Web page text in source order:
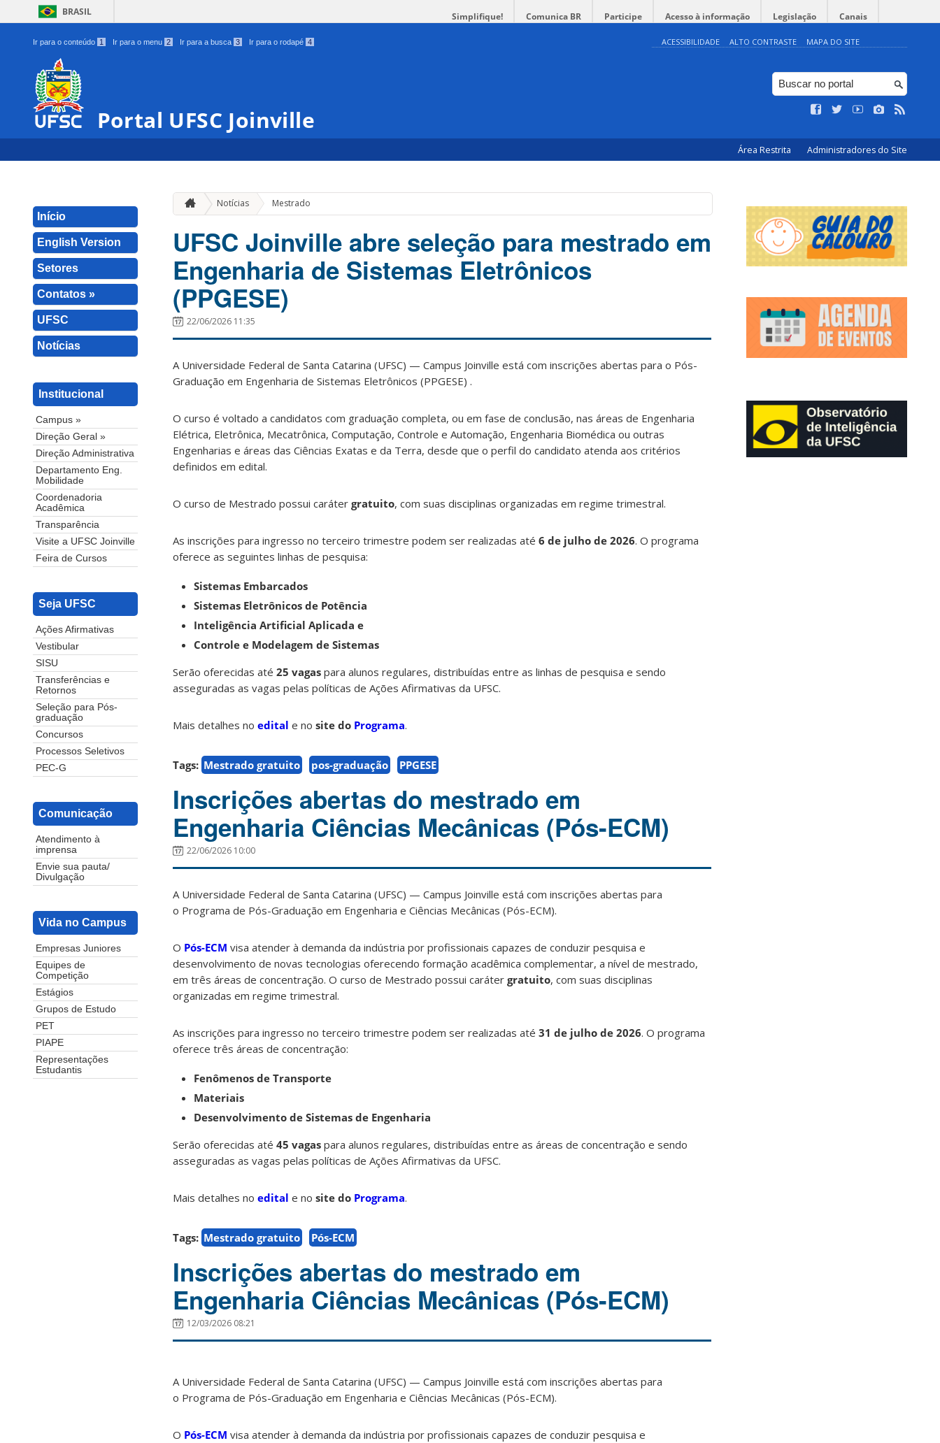
BRASIL Simplifique! Comunica BR Participe Acesso à informação Legislação Canais
Ir para o conteúdo 1 Ir para o menu 2 Ir para a busca 3 Ir para o rodapé 4 ACESSIBILIDADE ALTO CONTRASTE MAPA DO SITE
Portal UFSC Joinville
Área Restrita Administradores do Site
Início
English Version
Setores
Contatos »
UFSC
Notícias
Institucional
Campus »
Direção Geral »
Direção Administrativa
Departamento Eng.
Mobilidade
Coordenadoria
Acadêmica
Transparência
Visite a UFSC Joinville
Feira de Cursos
Seja UFSC
Ações Afirmativas
Vestibular
SISU
Transferências e
Retornos
Seleção para Pós-
graduação
Concursos
Processos Seletivos
PEC-G
Comunicação
Atendimento à
imprensa
Envie sua pauta/
Divulgação
Vida no Campus
Empresas Juniores
Equipes de
Competição
Estágios
Grupos de Estudo
PET
PIAPE
Representações
Estudantis
Notícias Mestrado
UFSC Joinville abre seleção para mestrado em
Engenharia de Sistemas Eletrônicos
(PPGESE)
22/06/2026 11:35
A Universidade Federal de Santa Catarina (UFSC) — Campus Joinville está com inscrições abertas para o Pós-
Graduação em Engenharia de Sistemas Eletrônicos (PPGESE) .
O curso é voltado a candidatos com graduação completa, ou em fase de conclusão, nas áreas de Engenharia
Elétrica, Eletrônica, Mecatrônica, Computação, Controle e Automação, Engenharia Biomédica ou outras
Engenharias e áreas das Ciências Exatas e da Terra, desde que o perfil do candidato atenda aos critérios
definidos em edital.
O curso de Mestrado possui caráter gratuito, com suas disciplinas organizadas em regime trimestral.
As inscrições para ingresso no terceiro trimestre podem ser realizadas até 6 de julho de 2026. O programa
oferece as seguintes linhas de pesquisa:
Sistemas Embarcados
Sistemas Eletrônicos de Potência
Inteligência Artificial Aplicada e
Controle e Modelagem de Sistemas
Serão oferecidas até 25 vagas para alunos regulares, distribuídas entre as linhas de pesquisa e sendo
asseguradas as vagas pelas políticas de Ações Afirmativas da UFSC.
Mais detalhes no edital e no site do Programa.
Tags: Mestrado gratuito pos-graduação PPGESE
Inscrições abertas do mestrado em
Engenharia Ciências Mecânicas (Pós-ECM)
22/06/2026 10:00
A Universidade Federal de Santa Catarina (UFSC) — Campus Joinville está com inscrições abertas para
o Programa de Pós-Graduação em Engenharia e Ciências Mecânicas (Pós-ECM).
O Pós-ECM visa atender à demanda da indústria por profissionais capazes de conduzir pesquisa e
desenvolvimento de novas tecnologias oferecendo formação acadêmica complementar, a nível de mestrado,
em três áreas de concentração. O curso de Mestrado possui caráter gratuito, com suas disciplinas
organizadas em regime trimestral.
As inscrições para ingresso no terceiro trimestre podem ser realizadas até 31 de julho de 2026. O programa
oferece três áreas de concentração:
Fenômenos de Transporte
Materiais
Desenvolvimento de Sistemas de Engenharia
Serão oferecidas até 45 vagas para alunos regulares, distribuídas entre as áreas de concentração e sendo
asseguradas as vagas pelas políticas de Ações Afirmativas da UFSC.
Mais detalhes no edital e no site do Programa.
Tags: Mestrado gratuito Pós-ECM
Inscrições abertas do mestrado em
Engenharia Ciências Mecânicas (Pós-ECM)
12/03/2026 08:21
A Universidade Federal de Santa Catarina (UFSC) — Campus Joinville está com inscrições abertas para
o Programa de Pós-Graduação em Engenharia e Ciências Mecânicas (Pós-ECM).
O Pós-ECM visa atender à demanda da indústria por profissionais capazes de conduzir pesquisa e